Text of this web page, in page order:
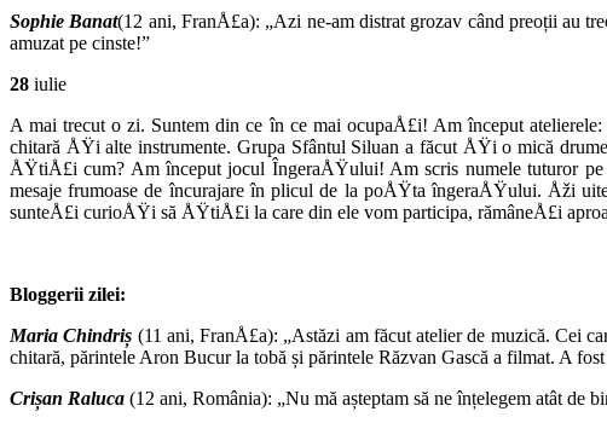
Sophie Banat(12 ani, FranÅ£a): „Azi ne-am distrat grozav când preoții au
amuzat pe cinste!”
28 iulie
A mai trecut o zi. Suntem din ce în ce mai ocupaÅ£i! Am început
chitară ÅŸi alte instrumente. Grupa Sfântul Siluan a făcut ÅŸi o mică
ÅŸtiÅ£i cum? Am început jocul ÎngeraÅŸului! Am scris numele tuturor
mesaje frumoase de încurajare în plicul de la poÅŸta îngeraÅŸului. Åži
sunteÅ£i curioÅŸi să ÅŸtiÅ£i la care din ele vom participa, rămâneÅ£i
Bloggerii zilei:
Maria Chindriș (11 ani, FranÅ£a): „Astăzi am făcut atelier de muzică. Cei
chitară, părintele Aron Bucur la tobă și părintele Răzvan Gască a filmat. A
Crișan Raluca (12 ani, România): „Nu mă așteptam să ne înțelegem atât de